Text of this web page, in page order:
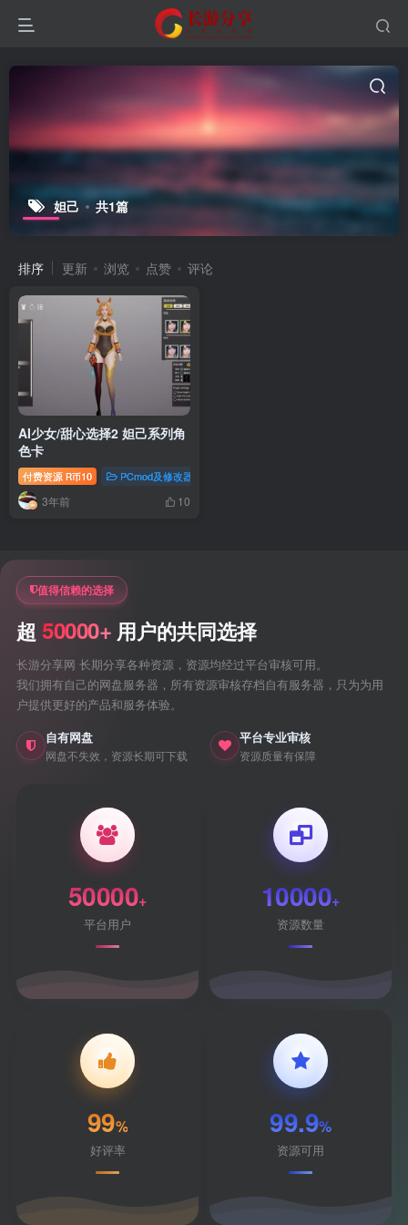
妲己 共1篇
排序 更新 浏览 点赞 评论
AI少女/甜心选择2 妲己系列角
色卡
付费资源 R币10 PCmod及修改器
3年前 10
值得信赖的选择
超50000+ 用户的共同选择
长游分享网 长期分享各种资源，资源均经过平台审核可用。
我们拥有自己的网盘服务器，所有资源审核存档自有服务器，只为为用
户提供更好的产品和服务体验。
自有网盘
网盘不失效，资源长期可下载
平台专业审核
资源质量有保障
50000+
平台用户
10000+
资源数量
99%
好评率
99.9%
资源可用